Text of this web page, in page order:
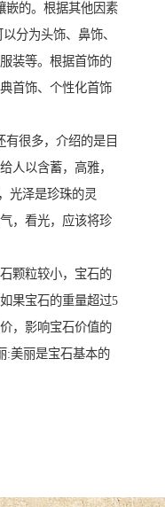
的。根据其他因素
分为头饰、鼻饰、
装等。根据首饰的
首饰、个性化首饰
很多，介绍的是目
人以含蓄，高雅，
光泽是珍珠的灵
，看光，应该将珍
颗粒较小，宝石的
果宝石的重量超过5
，影响宝石价值的
美丽是宝石基本的